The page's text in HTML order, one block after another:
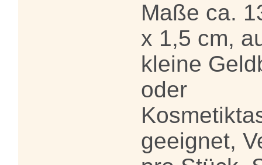
Maße ca.
x 1,5 cm,
kleine
oder
geeignet,